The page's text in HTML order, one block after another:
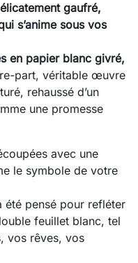
gaufré,
s’anime sous vos
en papier blanc givré,
part, véritable œuvre
rehaussé d’un
une promesse
avec une
le symbole de votre
été pensé pour refléter
feuillet blanc, tel
vos rêves, vos